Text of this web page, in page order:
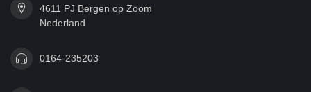
4611 PJ Bergen op Zoom
Nederland
0164-235203